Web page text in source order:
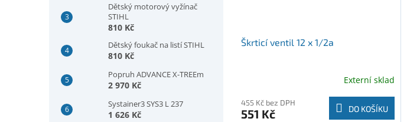
Dětský motorový vyžínač
STIHL
810 Kč
Dětský foukač na listí STIHL
810 Kč
Popruh ADVANCE X-TREEm
2 970 Kč
Systainer3 SYS3 L 237
1 626 Kč
Škrticí ventil 12 x 1/2a
Externí sklad
455 Kč bez DPH
551 Kč DO KOŠÍKU